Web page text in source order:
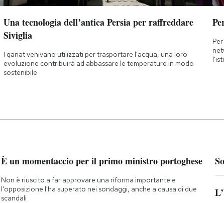
Una tecnologia dell’antica Persia per raffreddare
Siviglia
I qanat venivano utilizzati per trasportare l'acqua, una loro
evoluzione contribuirà ad abbassare le temperature in modo
sostenibile
È un momentaccio per il primo ministro portoghese
Non è riuscito a far approvare una riforma importante e
l'opposizione l'ha superato nei sondaggi, anche a causa di due
scandali